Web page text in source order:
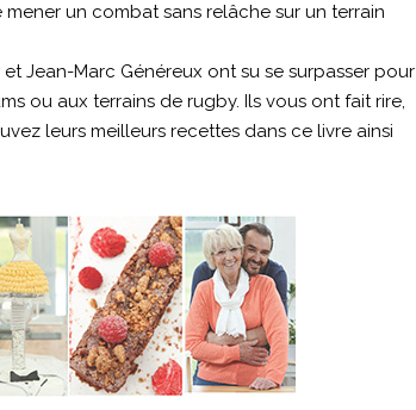
un combat sans relâche sur un terrain
Jean-Marc Généreux ont su se surpasser pour
ou aux terrains de rugby. Ils vous ont fait rire,
leurs meilleurs recettes dans ce livre ainsi